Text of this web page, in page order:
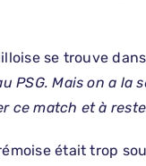
se trouve
PSG. Mais on a la
ce match et à
était trop